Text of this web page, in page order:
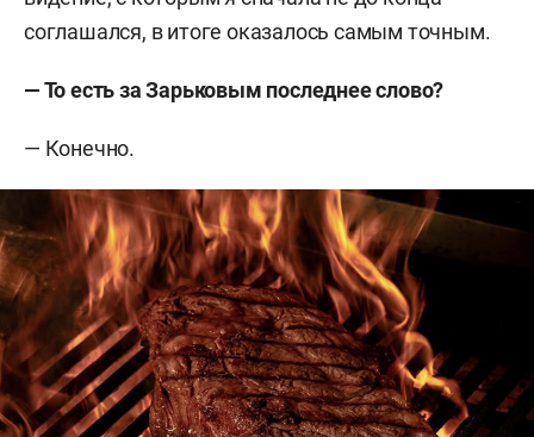
соглашался, в итоге оказалось самым точным.
— То есть за Зарьковым последнее слово?
— Конечно.